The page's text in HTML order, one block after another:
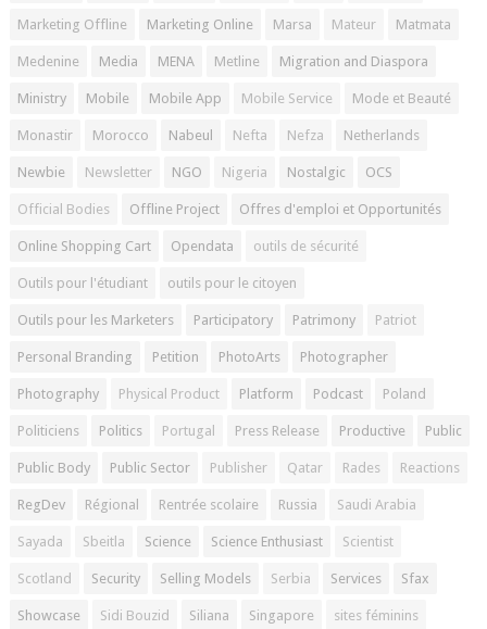
Marketing Offline Marketing Online Marsa Mateur Matmata
Medenine Media MENA Metline Migration and Diaspora
Ministry Mobile Mobile App Mobile Service Mode et Beauté
Monastir Morocco Nabeul Nefta Nefza Netherlands
Newbie Newsletter NGO Nigeria Nostalgic OCS
Official Bodies Offline Project Offres d'emploi et Opportunités
Online Shopping Cart Opendata outils de sécurité
Outils pour l'étudiant outils pour le citoyen
Outils pour les Marketers Participatory Patrimony Patriot
Personal Branding Petition PhotoArts Photographer
Photography Physical Product Platform Podcast Poland
Politiciens Politics Portugal Press Release Productive Public
Public Body Public Sector Publisher Qatar Rades Reactions
RegDev Régional Rentrée scolaire Russia Saudi Arabia
Sayada Sbeitla Science Science Enthusiast Scientist
Scotland Security Selling Models Serbia Services Sfax
Showcase Sidi Bouzid Siliana Singapore sites féminins